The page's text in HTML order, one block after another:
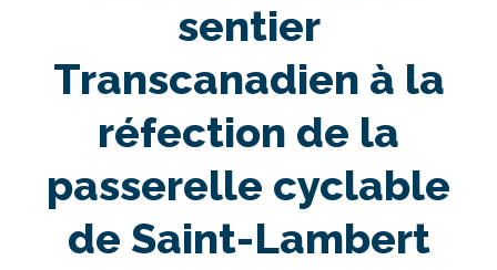
sentier
Transcanadien à la
réfection de la
passerelle cyclable
de Saint-Lambert